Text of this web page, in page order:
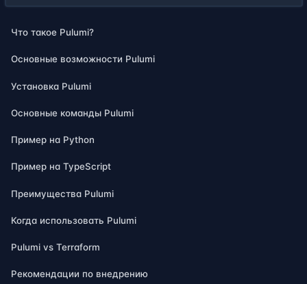
Что такое Pulumi?
Основные возможности Pulumi
Установка Pulumi
Основные команды Pulumi
Пример на Python
Пример на TypeScript
Преимущества Pulumi
Когда использовать Pulumi
Pulumi vs Terraform
Рекомендации по внедрению